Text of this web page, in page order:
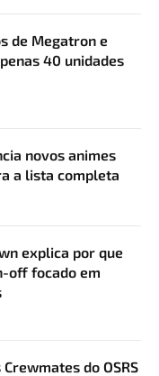
de Megatron e
40 unidades
novos animes
a lista completa
explica por que
off focado em
do OSRS